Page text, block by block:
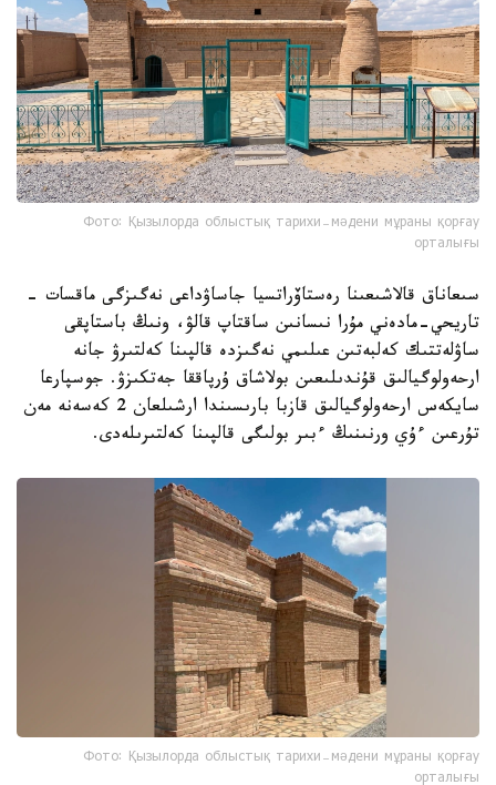
Фото: Қызылорда облыстық тарихи-мәдени мұраны қорғау
орталығы
سىعاناق قالاشىعىنا رەستاۆراتسيا جاساۋداعى نەگىزگى ماقسات -
تاريحي-مادەني مۇرا نىسانىن ساقتاپ قالۋ، ونىڭ باستاپقى
ساۋلەتتىك كەلبەتىن عىلىمي نەگىزدە قالپىنا كەلتىرۋ جانە
ارحەولوگيالىق قۇندىلىعىن بولاشاق ۇرپاققا جەتكىزۋ. جوسپارعا
سايكەس ارحەولوگيالىق قازبا بارىسىندا ارشىلعان 2 كەسەنە مەن
تۇرعىن ءۇي ورنىنىڭ ءبىر بولىگى قالپىنا كەلتىرىلەدى.
Фото: Қызылорда облыстық тарихи-мәдени мұраны қорғау
орталығы